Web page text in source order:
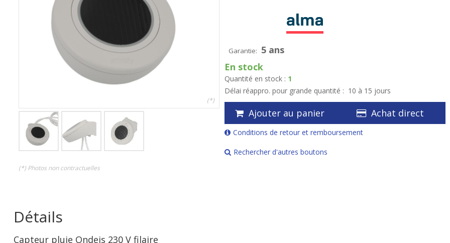
(*)
(*) Photos non contractuelles
Garantie: 5 ans
En stock
Quantité en stock : 1
Délai réappro. pour grande quantité : 10 à 15 jours
Ajouter au panier Achat direct
Conditions de retour et remboursement
Rechercher d'autres boutons
Détails
Capteur pluie Ondeis 230 V filaire